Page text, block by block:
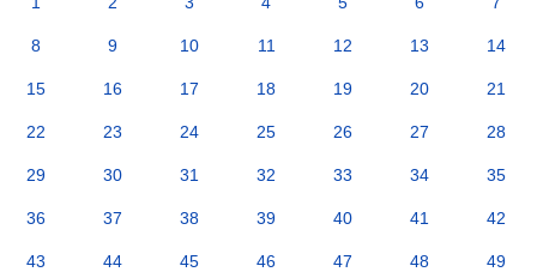
8 9 10 11 12 13 14
15 16 17 18 19 20 21
22 23 24 25 26 27 28
29 30 31 32 33 34 35
36 37 38 39 40 41 42
43 44 45 46 47 48 49